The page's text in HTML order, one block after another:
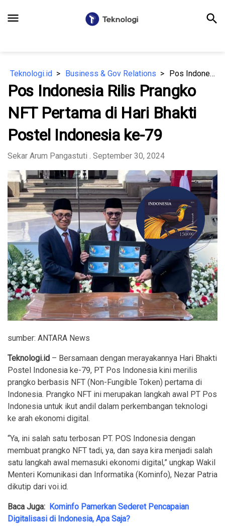
menu search
Teknologi.id Business & Gov Relations Pos Indonesia Rilis Prangko NFT Pertama di Hari Bhakti Postel Indonesia ke-79
Pos Indonesia Rilis Prangko
NFT Pertama di Hari Bhakti
Postel Indonesia ke-79
Sekar Arum Pangastuti . September 30, 2024
sumber: ANTARA News
Teknologi.id – Bersamaan dengan merayakannya Hari Bhakti
Postel Indonesia ke-79, PT Pos Indonesia kini merilis
prangko berbasis NFT (Non-Fungible Token) pertama di
Indonesia. Prangko NFT ini merupakan langkah awal PT Pos
Indonesia untuk ikut andil dalam perkembangan teknologi
ke arah ekonomi digital.
“Ya, ini salah satu terbosan PT. POS Indonesia dengan
membuat prangko NFT tadi, ya, dan saya kira menjadi salah
satu langkah awal memasuki ekonomi digital,” ungkap Wakil
Menteri Komunikasi dan Informatika (Kominfo), Nezar Patria
dikutip dari voi.id.
Baca Juga: Kominfo Pamerkan Sederet Pencapaian
Digitalisasi di Indonesia, Apa Saja?